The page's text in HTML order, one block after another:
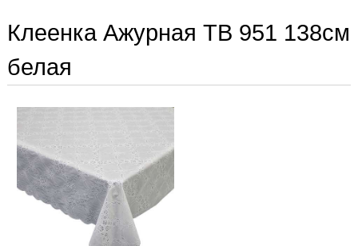
Клеенка Ажурная ТВ 951 138см
белая